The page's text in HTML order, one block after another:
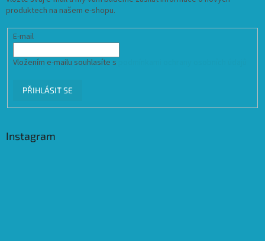
produktech na našem e-shopu.
E-mail
Vložením e-mailu souhlasíte s
PŘIHLÁSIT SE
Instagram